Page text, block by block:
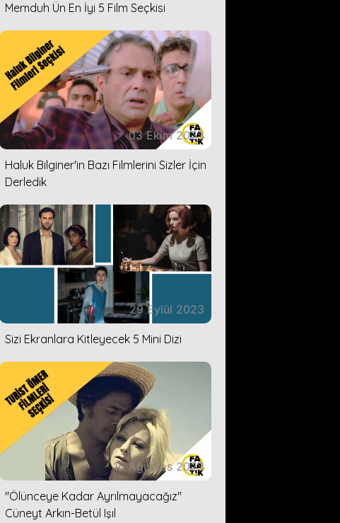
Memduh Ün En İyi 5 Film Seçkisi
03 Ekim 2023
Haluk Bilginer'in Bazı Filmlerini Sizler İçin
Derledik
29 Eylül 2023
Sizi Ekranlara Kitleyecek 5 Mini Dizi
16 Ağustos 2023
''Ölünceye Kadar Ayrılmayacağız''
Cüneyt Arkın-Betül Işıl